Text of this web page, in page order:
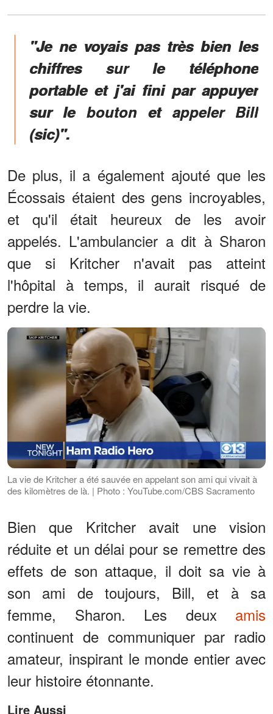
"Je ne voyais pas très bien les
chiffres sur le téléphone
portable et j'ai fini par appuyer
sur le bouton et appeler Bill
(sic)".
De plus, il a également ajouté que les
Écossais étaient des gens incroyables,
et qu'il était heureux de les avoir
appelés. L'ambulancier a dit à Sharon
que si Kritcher n'avait pas atteint
l'hôpital à temps, il aurait risqué de
perdre la vie.
La vie de Kritcher a été sauvée en appelant son ami qui vivait à
des kilomètres de là. | Photo : YouTube.com/CBS Sacramento
Bien que Kritcher avait une vision
réduite et un délai pour se remettre des
effets de son attaque, il doit sa vie à
son ami de toujours, Bill, et à sa
femme, Sharon. Les deux amis
continuent de communiquer par radio
amateur, inspirant le monde entier avec
leur histoire étonnante.
Lire Aussi